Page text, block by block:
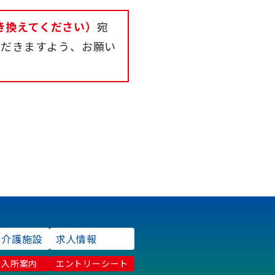
てください） 宛
きますよう、お願い
介護施設
入所案内
求人情報
エントリーシート